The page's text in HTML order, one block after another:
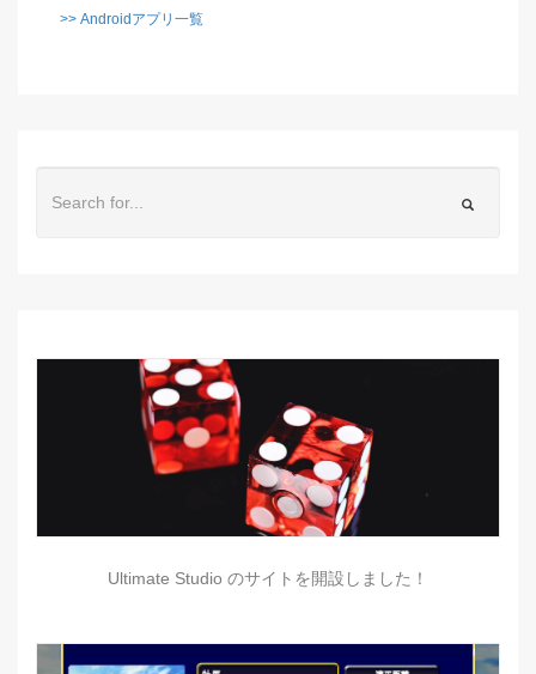
>> Androidアプリ一覧
Ultimate Studio のサイトを開設しました！